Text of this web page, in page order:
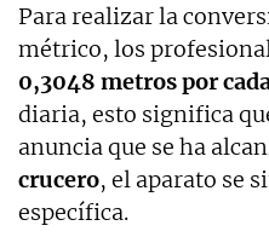
Para realizar la
métrico, los
0,3048 metros por
diaria, esto significa
anuncia que se ha
crucero, el aparato se
específica.